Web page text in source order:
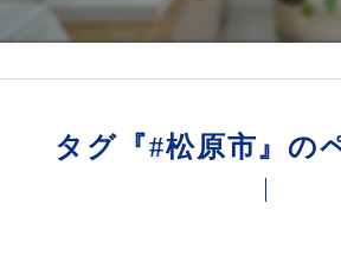
タグ『#松原市』の